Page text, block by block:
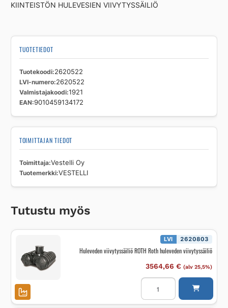
KIINTEISTÖN HULEVESIEN VIIVYTYSSÄILIÖ
TUOTETIEDOT
Tuotekoodi 2620522
LVI-numero 2620522
Valmistajakoodi 1921
EAN 9010459134172
TOIMITTAJAN TIEDOT
Toimittaja Vestelli Oy
Tuotemerkki VESTELLI
Tutustu myös
LVI 2620803
Huleveden viivytyssäiliö ROTH Roth huleveden viivytyssäiliö
3564,66 € (alv 25,5%)
Huleveden
viivytyssäiliö
ROTH
Roth